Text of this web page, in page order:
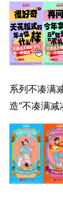
系列不凑满
造“不凑满减